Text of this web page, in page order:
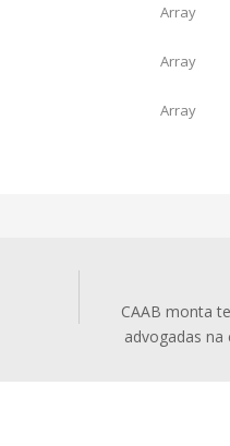
Array
Array
Array
CAAB monta
advogadas na